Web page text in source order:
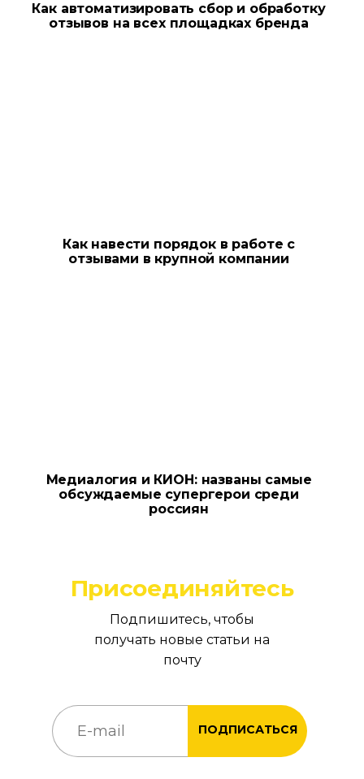
Как автоматизировать сбор и обработку
отзывов на всех площадках бренда
Как навести порядок в работе с
отзывами в крупной компании
Медиалогия и КИОН: названы самые
обсуждаемые супергерои среди
россиян
Присоединяйтесь
Подпишитесь, чтобы
получать новые статьи на
почту
ПОДПИСАТЬСЯ